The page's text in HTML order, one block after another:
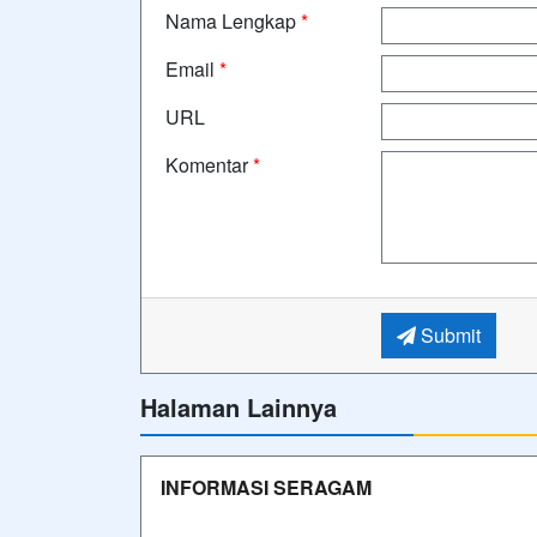
Nama Lengkap*
Email *
URL
Komentar*
Submit
Halaman Lainnya
INFORMASI SERAGAM